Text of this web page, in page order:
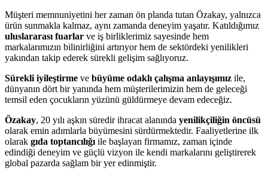
Müşteri memnuniyetini her zaman ön planda tutan Özakay, yalnızca
ürün sunmakla kalmaz, aynı zamanda deneyim yaşatır. Katıldığımız
uluslararası fuarlar ve iş birliklerimiz sayesinde hem
markalarımızın bilinirliğini artırıyor hem de sektördeki yenilikleri
yakından takip ederek sürekli gelişim sağlıyoruz.
Sürekli iyileştirme ve büyüme odaklı çalışma anlayışımız ile,
dünyanın dört bir yanında hem müşterilerimizin hem de geleceği
temsil eden çocukların yüzünü güldürmeye devam edeceğiz.
Özakay, 20 yılı aşkın süredir ihracat alanında yenilikçiliğin öncüsü
olarak emin adımlarla büyümesini sürdürmektedir. Faaliyetlerine ilk
olarak gıda toptancılığı ile başlayan firmamız, zaman içinde
edindiği deneyim ve güçlü vizyon ile kendi markalarını geliştirerek
global pazarda sağlam bir yer edinmiştir.